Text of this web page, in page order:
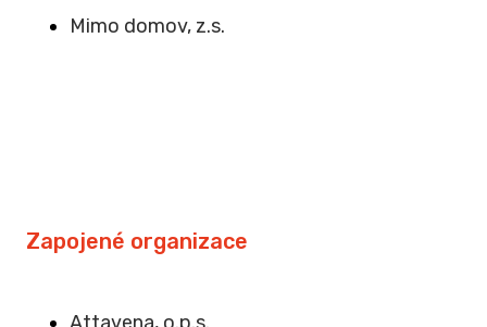
Mimo domov, z.s.
Zapojené organizace